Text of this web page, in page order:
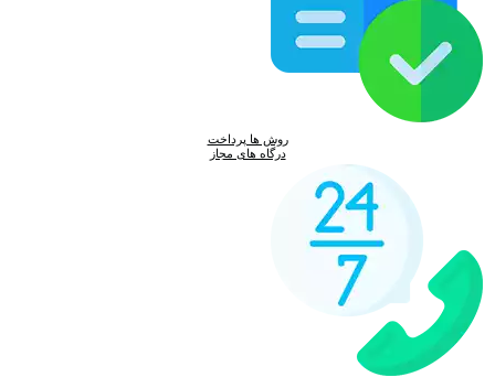
روش ها پرداخت
درگاه های مجاز